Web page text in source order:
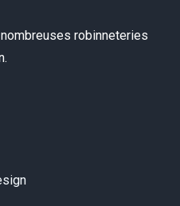
robinneteries